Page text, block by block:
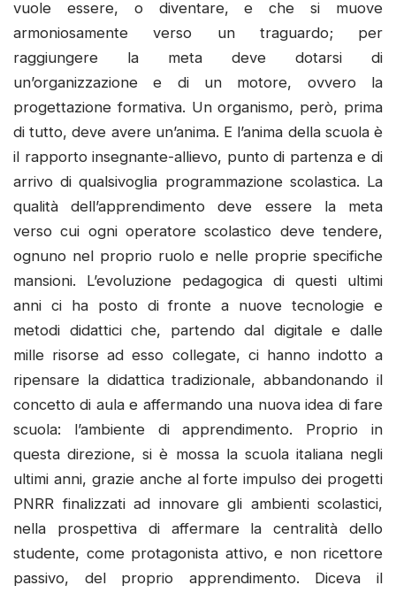
vuole essere, o diventare, e che si muove
armoniosamente verso un traguardo; per
raggiungere la meta deve dotarsi di
un’organizzazione e di un motore, ovvero la
progettazione formativa. Un organismo, però, prima
di tutto, deve avere un’anima. E l’anima della scuola è
il rapporto insegnante-allievo, punto di partenza e di
arrivo di qualsivoglia programmazione scolastica. La
qualità dell’apprendimento deve essere la meta
verso cui ogni operatore scolastico deve tendere,
ognuno nel proprio ruolo e nelle proprie specifiche
mansioni. L’evoluzione pedagogica di questi ultimi
anni ci ha posto di fronte a nuove tecnologie e
metodi didattici che, partendo dal digitale e dalle
mille risorse ad esso collegate, ci hanno indotto a
ripensare la didattica tradizionale, abbandonando il
concetto di aula e affermando una nuova idea di fare
scuola: l’ambiente di apprendimento. Proprio in
questa direzione, si è mossa la scuola italiana negli
ultimi anni, grazie anche al forte impulso dei progetti
PNRR finalizzati ad innovare gli ambienti scolastici,
nella prospettiva di affermare la centralità dello
studente, come protagonista attivo, e non ricettore
passivo, del proprio apprendimento. Diceva il